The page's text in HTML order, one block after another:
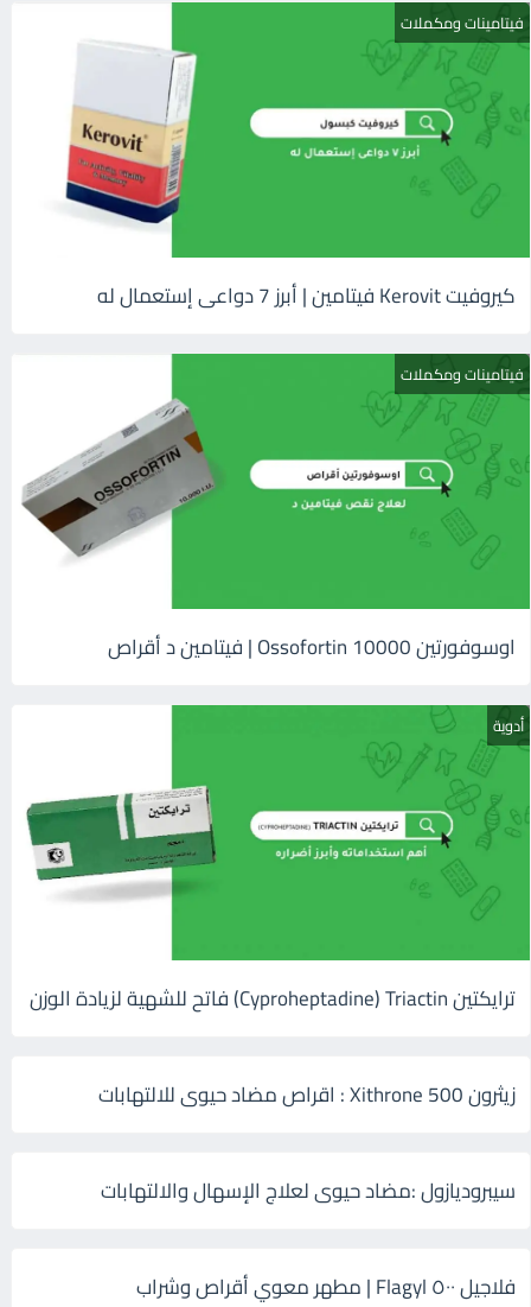
فيتامينات ومكملات
كيروفيت Kerovit فيتامين | أبرز 7 دواعى إستعمال له
فيتامينات ومكملات
اوسوفورتين 10000 Ossofortin | فيتامين د أقراص
أدوية
ترايكتين Cyproheptadine) Triactin) فاتح للشهية لزيادة الوزن
زيثرون 500 Xithrone : اقراص مضاد حيوى للالتهابات
سيبروديازول :مضاد حيوى لعلاج الإسهال والالتهابات
فلاجيل ٥٠٠ Flagyl | مطهر معوي أقراص وشراب